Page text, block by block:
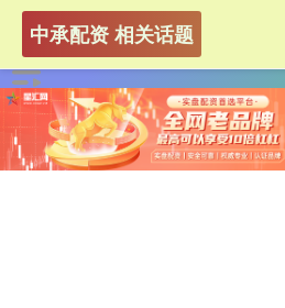
中承配资 相关话题